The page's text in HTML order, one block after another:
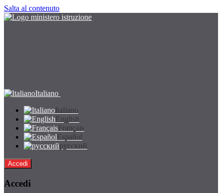
Salta al contenuto
Italiano
Italiano
English
Français
Español
русский
Accedi
Accedi